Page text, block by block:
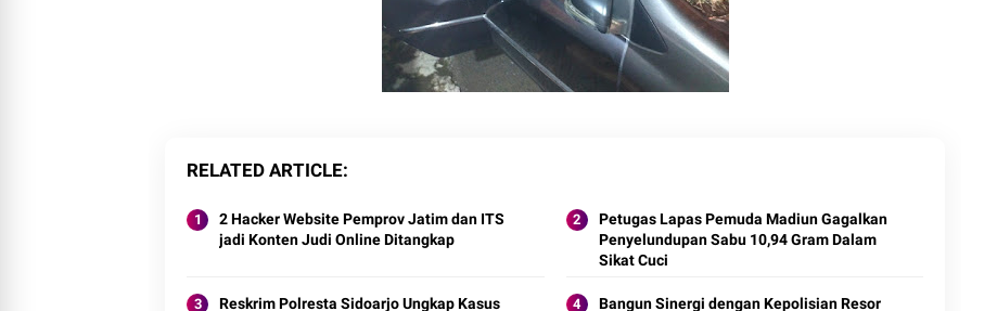
RELATED ARTICLE
2 Hacker Website Pemprov Jatim dan ITS
jadi Konten Judi Online Ditangkap
Petugas Lapas Pemuda Madiun Gagalkan
Penyelundupan Sabu 10,94 Gram Dalam
Sikat Cuci
Reskrim Polresta Sidoarjo Ungkap Kasus
Bangun Sinergi dengan Kepolisian Resor